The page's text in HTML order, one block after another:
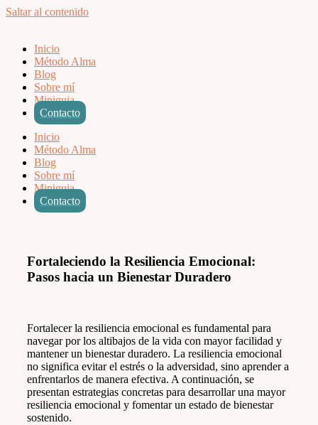
Saltar al contenido
Inicio
Método Alma
Blog
Sobre mí
Miniguia
Contacto
Inicio
Método Alma
Blog
Sobre mí
Miniguia
Contacto
Fortaleciendo la Resiliencia Emocional:
Pasos hacia un Bienestar Duradero
Fortalecer la resiliencia emocional es fundamental para
navegar por los altibajos de la vida con mayor facilidad y
mantener un bienestar duradero. La resiliencia emocional
no significa evitar el estrés o la adversidad, sino aprender a
enfrentarlos de manera efectiva. A continuación, se
presentan estrategias concretas para desarrollar una mayor
resiliencia emocional y fomentar un estado de bienestar
sostenido.